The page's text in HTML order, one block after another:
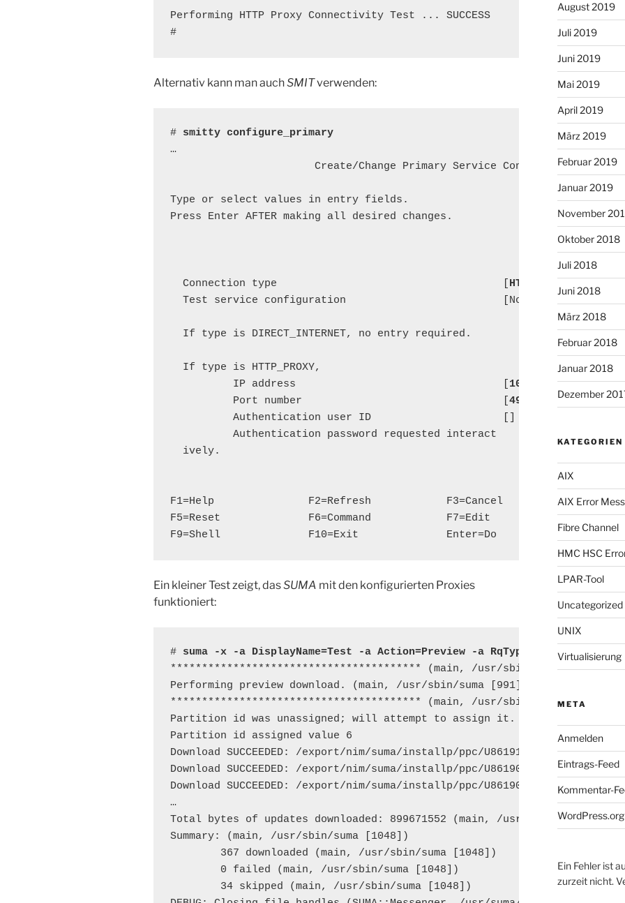
Performing HTTP Proxy Connectivity Test ... SUCCESS
#
Alternativ kann man auchSMITverwenden:
# smitty configure_primary
…
Create/Change Primary Service Configuration
Type or select values in entry fields.
Press Enter AFTER making all desired changes.
[Entry Fields]
Connection type                                    [ HTTP_Proxy
Test service configuration                         [No]
If type is DIRECT_INTERNET, no entry required.
If type is HTTP_PROXY,
IP address                                 [ 10.0.0.1]
Port number                                [ 49000
]
Authentication user ID                     []
Authentication password requested interact
ively.
F1=Help               F2=Refresh            F3=Cancel
F5=Reset              F6=Command            F7=Edit
F9=Shell              F10=Exit              Enter=Do
Ein kleiner Test zeigt, dasSUMA mit den konfigurierten Proxies
funktioniert:
# suma -x -a DisplayName=Test -a Action=Preview -a RqType=Latest
**************************************** (main, /usr/sbin/suma [990])
Performing preview download. (main, /usr/sbin/suma [991])
**************************************** (main, /usr/sbin/suma [992])
Partition id was unassigned; will attempt to assign it.
Partition id assigned value 6
Download SUCCEEDED: /export/nim/suma/installp/ppc/U861910.bff (main, /
Download SUCCEEDED: /export/nim/suma/installp/ppc/U861907.bff (main, /
Download SUCCEEDED: /export/nim/suma/installp/ppc/U861904.bff (main, /
…
Total bytes of updates downloaded: 899671552 (main, /usr/sbin/suma
Summary: (main, /usr/sbin/suma [1048])
367 downloaded (main, /usr/sbin/suma [1048])
0 failed (main, /usr/sbin/suma [1048])
34 skipped (main, /usr/sbin/suma [1048])
August 2019
Juli 2019
Juni 2019
Mai 2019
April 2019
März 2019
Februar 2019
Januar 2019
November
Oktober 2018
Juli 2018
Juni 2018
März 2018
Februar 2018
Januar 2018
Dezember
KATEGORIEN
AIX
AIX Error
Fibre Channel
HMC HSC
LPAR-Tool
Uncategorized
UNIX
Virtualisierung
META
Anmelden
Eintrags-Feed
Kommentar-
WordPress.org
Ein Fehler ist
zurzeit nicht.